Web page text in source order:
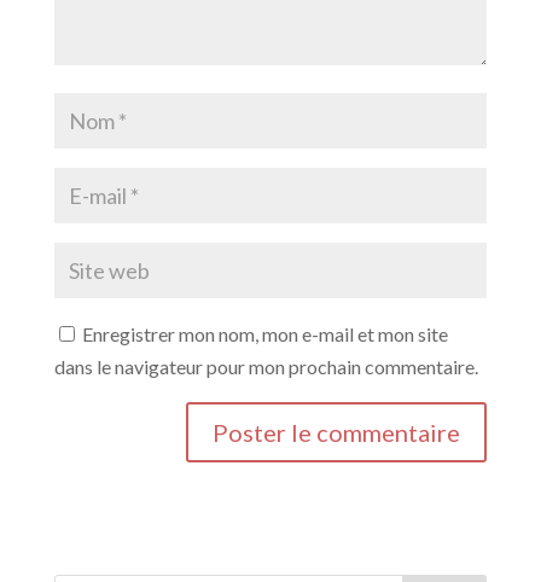
Enregistrer mon nom, mon e-mail et mon site
dans le navigateur pour mon prochain commentaire.